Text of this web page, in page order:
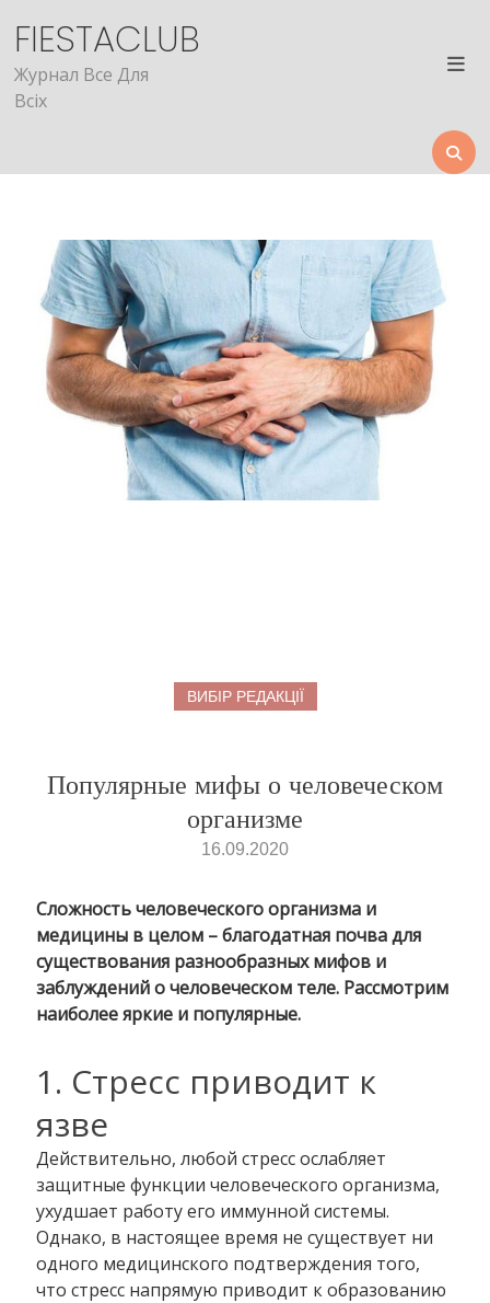
content
FIESTACLUB
Журнал Все Для
Всіх
ВИБІР РЕДАКЦІЇ
Популярные мифы о человеческом
организме
16.09.2020
Сложность человеческого организма и
медицины в целом – благодатная почва для
существования разнообразных мифов и
заблуждений о человеческом теле. Рассмотрим
наиболее яркие и популярные.
1. Стресс приводит к
язве
Действительно, любой стресс ослабляет
защитные функции человеческого организма,
ухудшает работу его иммунной системы.
Однако, в настоящее время не существует ни
одного медицинского подтверждения того,
что стресс напрямую приводит к образованию